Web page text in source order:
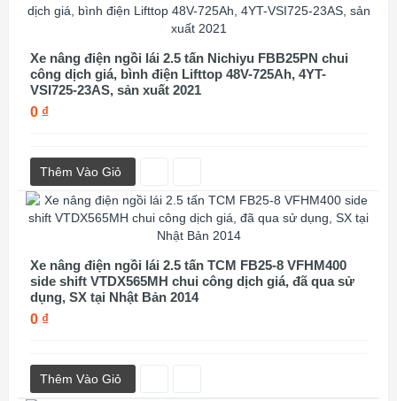
Xe nâng điện ngồi lái 2.5 tấn Nichiyu FBB25PN chui
công dịch giá, bình điện Lifttop 48V-725Ah, 4YT-
VSI725-23AS, sản xuất 2021
0 ₫
Thêm Vào Giỏ
Xe nâng điện ngồi lái 2.5 tấn TCM FB25-8 VFHM400
side shift VTDX565MH chui công dịch giá, đã qua sử
dụng, SX tại Nhật Bản 2014
0 ₫
Thêm Vào Giỏ